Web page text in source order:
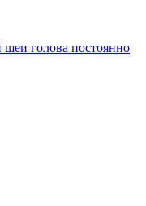
голова постоянно